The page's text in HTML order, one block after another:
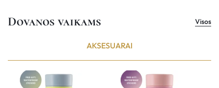
Dovanos vaikams Visos
AKSESUARAI